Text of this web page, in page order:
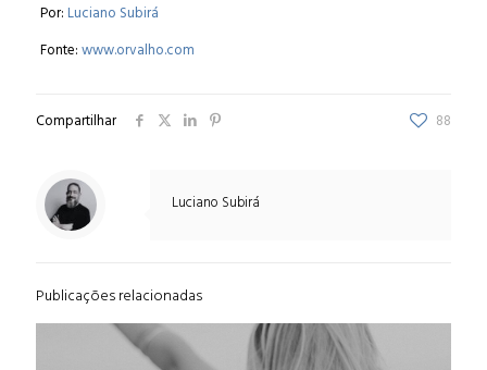
Por: Luciano Subirá
Fonte:www.orvalho.com
Compartilhar 88
Luciano Subirá
Publicações relacionadas